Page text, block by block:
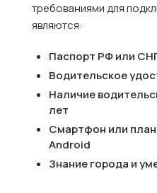
требованиями для
являются:
Паспорт РФ или
Водительское
Наличие
лет
Смартфон или
Android
Знание города и